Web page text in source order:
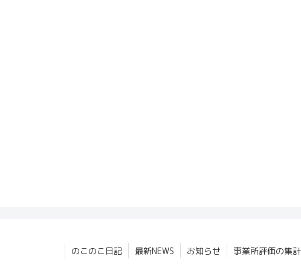
のこのこ日記 最新NEWS お知らせ 事業所評価の集